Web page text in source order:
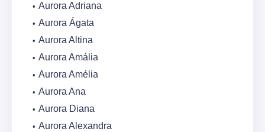
Aurora Adriana
Aurora Ágata
Aurora Altina
Aurora Amália
Aurora Amélia
Aurora Ana
Aurora Diana
Aurora Alexandra